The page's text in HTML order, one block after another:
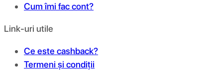
Cum îmi fac cont?
Link-uri utile
Ce este cashback?
Termeni și condiții